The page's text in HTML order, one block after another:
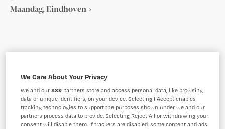
Maandag, Eindhoven
Onbekend
AANSTELLING
Niet nader bepaald
We Care About Your Privacy
We and our889 partners store and access personal data, like browsing
data or unique identifiers, on your device. Selecting I Accept enables
tracking technologies to support the purposes shown under we and our
partners process data to provide. Selecting Reject All or withdrawing your
consent will disable them. If trackers are disabled, some content and ads